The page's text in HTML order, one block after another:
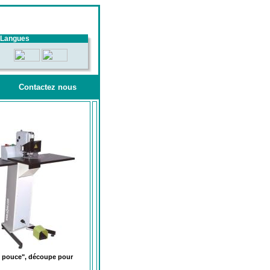
Langues
Contactez nous
découpe pour